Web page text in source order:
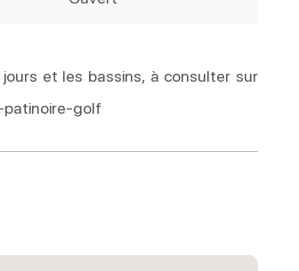
et les bassins, à consulter sur
patinoire-golf